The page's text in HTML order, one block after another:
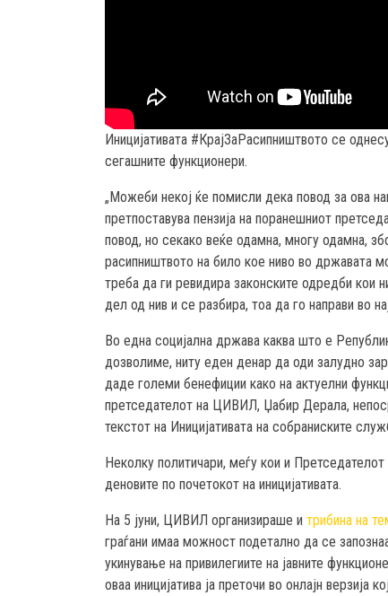
Иницијативата #КрајЗаРасипништвото се
сегашните функционери.
„Можеби некој ќе помисли дека повод за ова
претпоставува пензија на поранешниот
повод, но секако веќе одамна, многу одамна,
расипништвото на било кое ниво во државата
треба да ги ревидира законските одредби кои
дел од нив и се разбира, тоа да го направи во
Во една социјална држава каква што е
дозволиме, ниту еден денар да оди залудно
даде големи бенефиции како на актуелни
претседателот на ЦИВИЛ, Џабир Дерала,
текстот на Иницијативата на собраниските
Неколку политичари, меѓу кои и
деновите по почетокот на иницијативата.
На 5 јуни, ЦИВИЛ организираше и трибина на
граѓани имаа можност подетално да се
укинување на привилегиите на јавните
оваа иницијатива ја преточи во онлајн верзија